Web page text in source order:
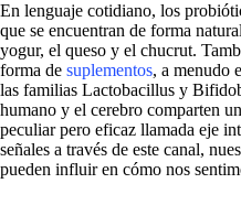
En lenguaje cotidiano, los
que se encuentran de forma
yogur, el queso y el chucrut.
forma de suplementos, a menudo
las familias Lactobacillus y
humano y el cerebro comparten
peculiar pero eficaz llamada eje
señales a través de este canal,
pueden influir en cómo nos